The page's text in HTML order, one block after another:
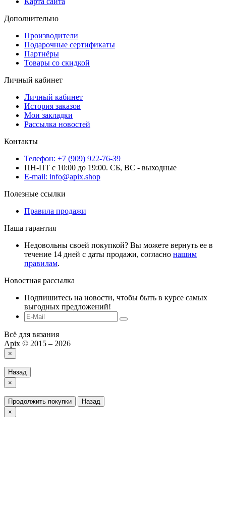
Дополнительно
Производители
Подарочные сертификаты
Партнёры
Товары со скидкой
Личный кабинет
Личный кабинет
История заказов
Мои закладки
Рассылка новостей
Контакты
Телефон: +7 (909) 922-76-39
ПН-ПТ с 10:00 до 19:00. СБ, ВС - выходные
E-mail: info@apix.shop
Полезные ссылки
Правила продажи
Наша гарантия
Недовольны своей покупкой? Вы можете вернуть ее в
течение 14 дней с даты продажи, согласно нашим
правилам.
Новостная рассылка
Подпишитесь на новости, чтобы быть в курсе самых
выгодных предложений!
Всё для вязания
Apix © 2015 – 2026
×
Назад
×
Продолжить покупки
Назад
×